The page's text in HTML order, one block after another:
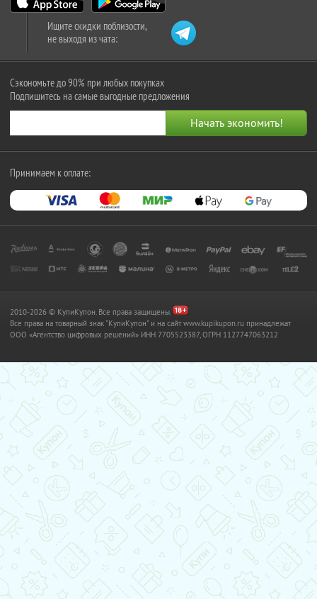
Ищите скидки поблизости,
не выходя из чата:
Сэкономьте до 90% при любых покупках
Подпишитесь на самые выгодные предложения
Принимаем к оплате:
2010-2026 © КупиКупон. Все права защищены.
Все права на товарный знак "КупиКупон" и на сайт www.kupikupon.ru принадлежат
OOO «Агентство цифровых решений» ИНН 7705523387, ОГРН 1127747063212